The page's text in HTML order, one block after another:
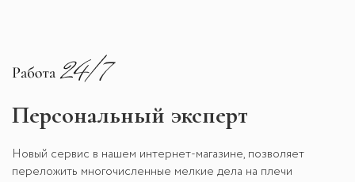
Персональный эксперт
Новый сервис в нашем интернет-магазине, позволяет
переложить многочисленные мелкие дела на плечи